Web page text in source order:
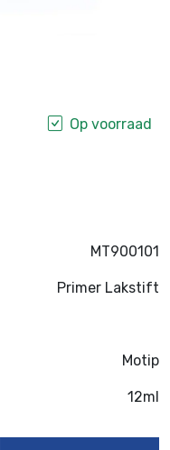
Op voorraad
MT900101
Primer Lakstift
Motip
12ml